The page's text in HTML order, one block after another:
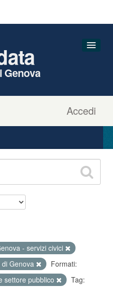
Accedi
Genova
- servizi civici
Genova
Formati:
settore pubblico
Tag: